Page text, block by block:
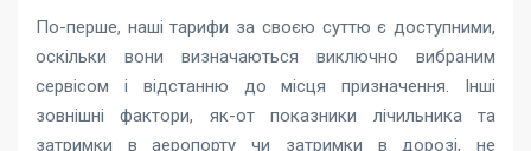
По-перше, наші тарифи за своєю суттю є доступними,
оскільки вони визначаються виключно вибраним
сервісом і відстанню до місця призначення. Інші
зовнішні фактори, як-от показники лічильника та
затримки в аеропорту чи затримки в дорозі, не